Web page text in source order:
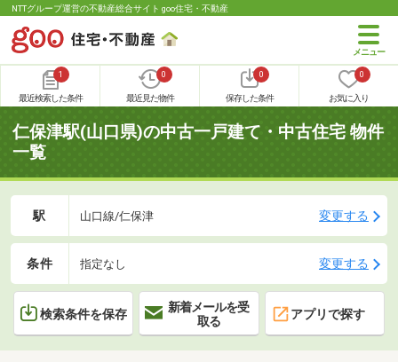
NTTグループ運営の不動産総合サイト goo住宅・不動産
1
最近検索した条件
0
最近見た物件
0
保存した条件
0
お気に入り
仁保津駅(山口県)の中古一戸建て・中古住宅 物件
一覧
駅 山口線/仁保津 変更する
条件 指定なし 変更する
検索条件を保存
新着メールを受
取る
アプリで探す